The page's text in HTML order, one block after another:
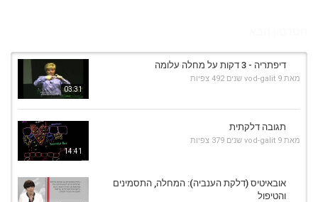
03:31
דיפתריה - 3 דקות על מחלה עלומה
מאת vod-galit 9 שנים 492 צפיות
14:41
תגובה דלקתית
מאת vod-galit 9 שנים 379 צפיות
אובאיטיס (דלקת הענביה): המחלה, התסמינים
והטיפול